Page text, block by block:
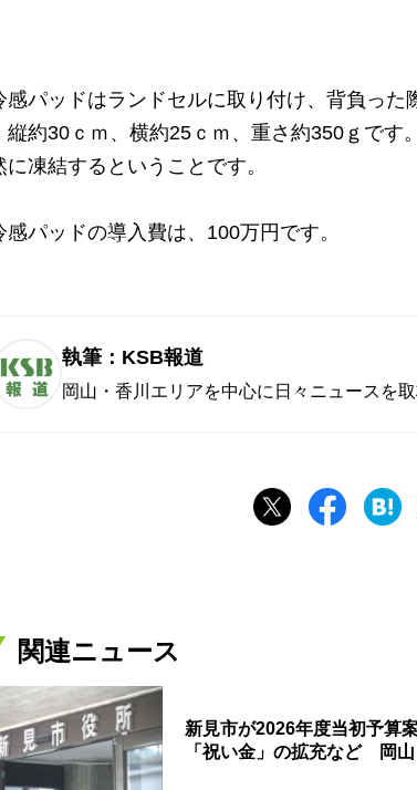
パッドはランドセルに取り付け、背負った
縦約30ｃｍ、横約25ｃｍ、 重さ約350ｇ です
に凍結するということです。
パッドの導入費は、100万円です。
執筆：KSB報道
岡山・香川エリアを中心に日々ニュースを
関連ニュース
新見市が2026年度当初予
「祝い金」の拡充など 岡山